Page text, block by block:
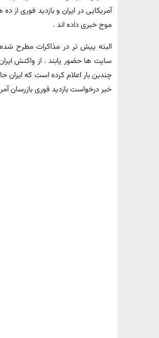
آمریکایی در ایران و بازدید فوری
موج خبری داده اند .
البته پیش تر در مذاکرات مطرح شده
سایت ها حضور یابند . از واکنش
چندین بار اعلام کرده است که ایران
خبر درخواست بازدید فوری بازرسان